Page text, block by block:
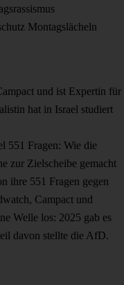
Montagslächeln
und ist Expertin für
hat in Israel studiert
551 Fragen: Wie die
zur Zielscheibe gemacht
ihre 551 Fragen gegen
Campact und
Welle los: 2025 gab es
davon stellte die AfD.